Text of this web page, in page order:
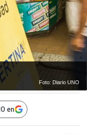
Foto: Diario UNO
en